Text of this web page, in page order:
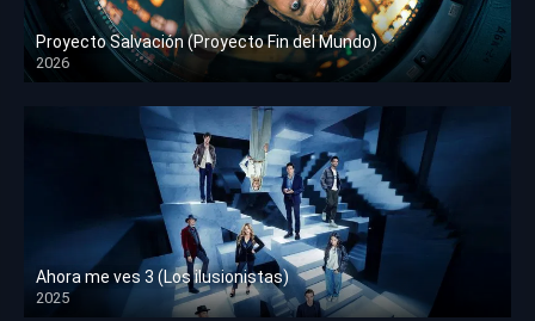
Proyecto Salvación (Proyecto Fin del Mundo)
2026
HD 1080p
Ahora me ves 3 (Los ilusionistas)
2025
HD 1080p